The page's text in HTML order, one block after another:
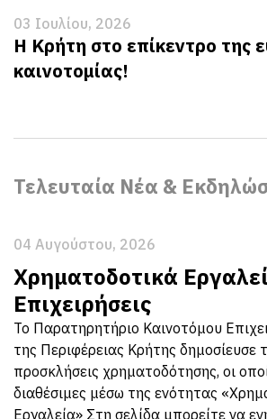
03 Ιουλίου, 2026
Η Κρήτη στο επίκεντρο της
καινοτομίας!
Τελευταία Νέα &
04 Αυγούστου, 2026
Χρηματοδοτικά
Επιχειρήσεις
Το Παρατηρητήριο Καινοτόμου
της Περιφέρειας Κρήτης δημοσίευσε
προσκλήσεις χρηματοδότησης, οι
διαθέσιμες μέσω της ενότητας
Εργαλεία» Στη σελίδα μπορείτε να